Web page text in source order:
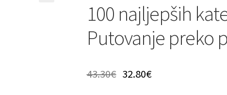
100 najljepših
Putovanje preko
43.30€ 32.80€